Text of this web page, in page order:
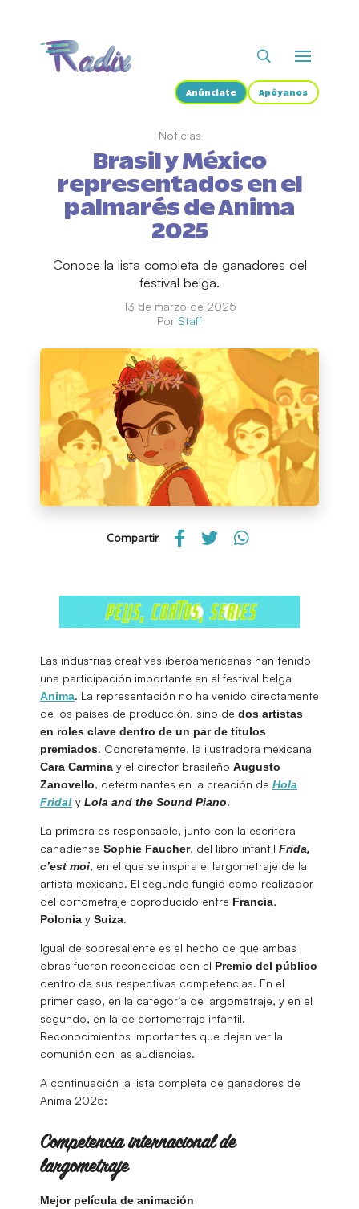
Anúnciate Apóyanos
Noticias
Brasil y México
representados en el
palmarés de Anima
2025
Conoce la lista completa de ganadores del
festival belga.
13 de marzo de 2025
Por Staff
Compartir
Las industrias creativas iberoamericanas han tenido
una participación importante en el festival belga
Anima. La representación no ha venido directamente
de los países de producción, sino de dos artistas
en roles clave dentro de un par de títulos
premiados. Concretamente, la ilustradora mexicana
Cara Carmina y el director brasileño Augusto
Zanovello, determinantes en la creación de Hola
Frida! y Lola and the Sound Piano.
La primera es responsable, junto con la escritora
canadiense Sophie Faucher, del libro infantil Frida,
c’est moi, en el que se inspira el largometraje de la
artista mexicana. El segundo fungió como realizador
del cortometraje coproducido entre Francia,
Polonia y Suiza.
Igual de sobresaliente es el hecho de que ambas
obras fueron reconocidas con el Premio del público
dentro de sus respectivas competencias. En el
primer caso, en la categoría de largometraje, y en el
segundo, en la de cortometraje infantil.
Reconocimientos importantes que dejan ver la
comunión con las audiencias.
A continuación la lista completa de ganadores de
Anima 2025:
Competencia internacional de
largometraje
Mejor película de animación